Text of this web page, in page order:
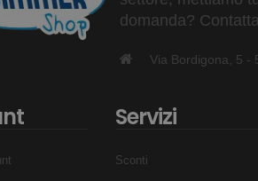
domanda?
Via Bordigona, 5 -
Servizi
Sconti